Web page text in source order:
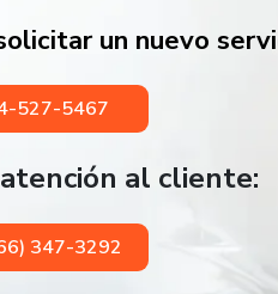
un nuevo
527-5467
al cliente:
347-3292